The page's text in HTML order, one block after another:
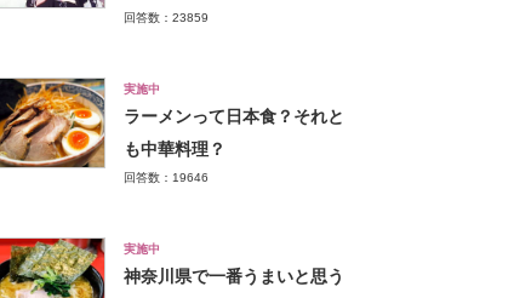
回答数：23859
実施中
ラーメンって日本食？それと
も中華料理？
回答数：19646
実施中
神奈川県で一番うまいと思う